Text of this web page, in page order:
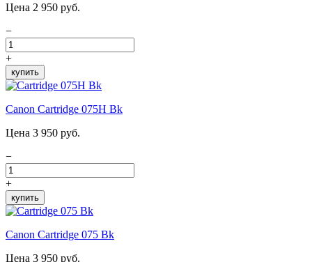
Цена 2 950 руб.
−
+
купить
Canon Cartridge 075H Bk
Цена 3 950 руб.
−
+
купить
Canon Cartridge 075 Bk
Цена 3 950 руб.